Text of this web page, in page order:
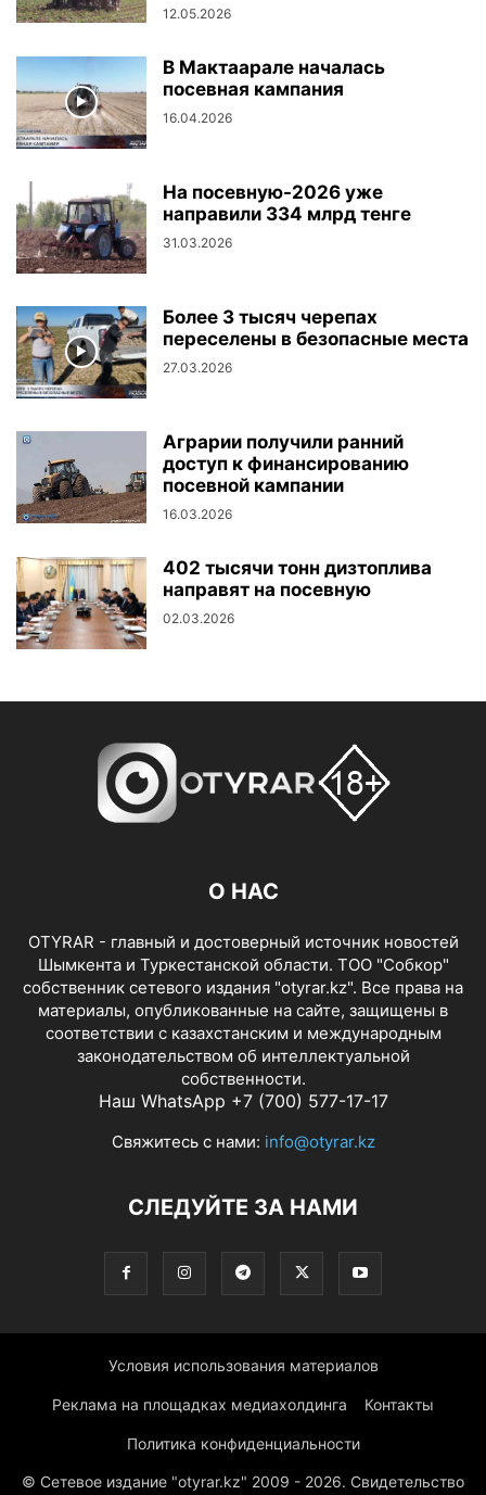
12.05.2026
В Мактаарале началась
посевная кампания
16.04.2026
На посевную-2026 уже
направили 334 млрд тенге
31.03.2026
Более 3 тысяч черепах
переселены в безопасные места
27.03.2026
Аграрии получили ранний
доступ к финансированию
посевной кампании
16.03.2026
402 тысячи тонн дизтоплива
направят на посевную
02.03.2026
О НАС
OTYRAR - главный и достоверный источник новостей
Шымкента и Туркестанской области. ТОО "Собкор"
собственник сетевого издания "otyrar.kz". Все права на
материалы, опубликованные на сайте, защищены в
соответствии с казахстанским и международным
законодательством об интеллектуальной
собственности.
Наш WhatsApp +7 (700) 577-17-17
Свяжитесь с нами: info@otyrar.kz
СЛЕДУЙТЕ ЗА НАМИ
Условия использования материалов
Реклама на площадках медиахолдинга Контакты
Политика конфиденциальности
© Сетевое издание "otyrar.kz" 2009 - 2026. Свидетельство